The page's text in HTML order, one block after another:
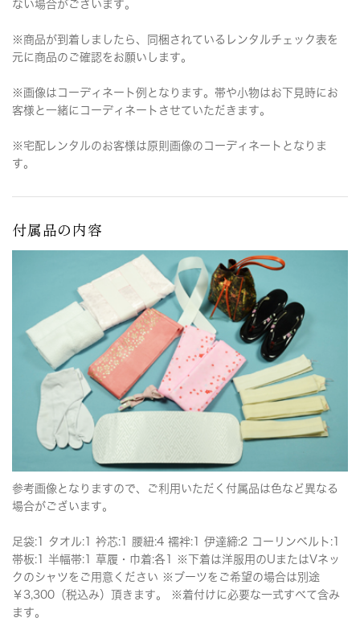
ない場合がございます。
※商品が到着しましたら、同梱されているレンタルチェック表を
元に商品のご確認をお願いします。
※画像はコーディネート例となります。帯や小物はお下見時にお
客様と一緒にコーディネートさせていただきます。
※宅配レンタルのお客様は原則画像のコーディネートとなりま
す。
付属品の内容
参考画像となりますので、ご利用いただく付属品は色など異なる
場合がございます。
足袋:1 タオル:1 衿芯:1 腰紐:4 襦袢:1 伊達締:2 コーリンベルト:1
帯板:1 半幅帯:1 草履・巾着:各1 ※下着は洋服用のUまたはVネッ
クのシャツをご用意ください ※ブーツをご希望の場合は別途
￥3,300（税込み）頂きます。 ※着付けに必要な一式すべて含み
ます。